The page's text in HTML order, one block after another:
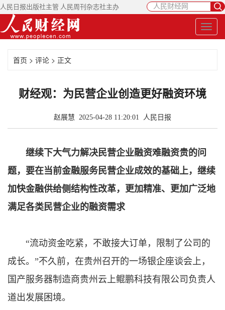
人民日报出版社主管 人民周刊杂志社主办
首页 > 评论 > 正文
财经观：为民营企业创造更好融资环境
赵展慧 2025-04-28 11:20:01 人民日报
继续下大气力解决民营企业融资难融资贵的问
题，要在当前金融服务民营企业成效的基础上，继续
加快金融供给侧结构性改革，更加精准、更加广泛地
满足各类民营企业的融资需求
“流动资金吃紧，不敢接大订单，限制了公司的
成长。”不久前，在贵州召开的一场银企座谈会上，
国产服务器制造商贵州云上鲲鹏科技有限公司负责人
道出发展困境。